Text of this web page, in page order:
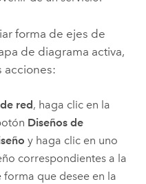
forma de ejes de
de diagrama activa,
acciones:
red, haga clic en la
Diseños de
y haga clic en uno
correspondientes a la
que desee en la